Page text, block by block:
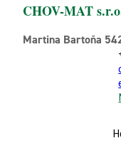
CHOV-MAT
Martina Bartoňa